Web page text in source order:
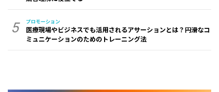
5 プロモーション
医療現場やビジネスでも活用されるアサーションとは？円滑なコ
ミュニケーションのためのトレーニング法